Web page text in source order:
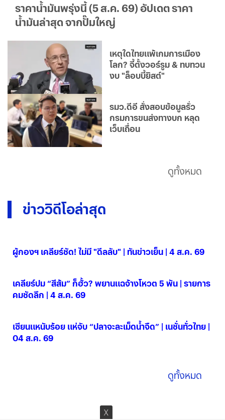
ราคาน้ำมันพรุ่งนี้ (5 ส.ค. 69) อัปเดต ราคา
น้ำมันล่าสุด จากปั๊มใหญ่
เหตุใดไทยแพ้เกมการเมือง
โลก? จี้ตั้งวอร์รูม & ทบทวน
งบ "ล็อบบี้ยิสต์"
รมว.ดีอี สั่งสอบข้อมูลรั่ว
กรมการขนส่งทางบก หลุด
เว็บเถื่อน
ดูทั้งหมด
ข่าววิดีโอล่าสุด
ผู้กองฯ เคลียร์ชัด! ไม่มี "ดีลลับ" | ทันข่าวเย็น | 4 ส.ค. 69
เคลียร์ปม “สีส้ม” ก็ฮั้ว? พยานแฉจ้างโหวต 5 พัน | รายการ
คมชัดลึก | 4 ส.ค. 69
เซียนแหนับร้อย แห่จับ “ปลาจะละเม็ดน้ำจืด” | เนชั่นทั่วไทย |
04 ส.ค. 69
ดูทั้งหมด